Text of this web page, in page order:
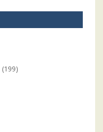
(199)